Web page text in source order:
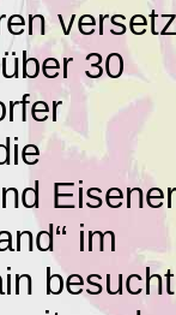
30
im